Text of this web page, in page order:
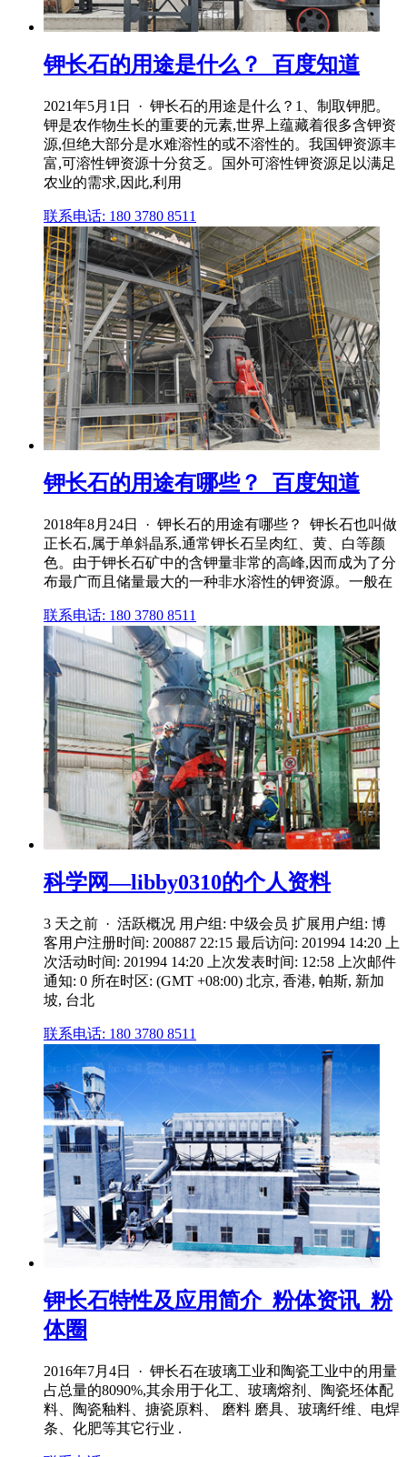
钾长石的用途是什么？_百度知道
2021年5月1日 · 钾长石的用途是什么？1、制取钾肥。
钾是农作物生长的重要的元素,世界上蕴藏着很多含钾资
源,但绝大部分是水难溶性的或不溶性的。我国钾资源丰
富,可溶性钾资源十分贫乏。国外可溶性钾资源足以满足
农业的需求,因此,利用
联系电话: 180 3780 8511
钾长石的用途有哪些？_百度知道
2018年8月24日 · 钾长石的用途有哪些？ 钾长石也叫做
正长石,属于单斜晶系,通常钾长石呈肉红、黄、白等颜
色。由于钾长石矿中的含钾量非常的高峰,因而成为了分
布最广而且储量最大的一种非水溶性的钾资源。一般在
联系电话: 180 3780 8511
科学网—libby0310的个人资料
3 天之前 · 活跃概况 用户组: 中级会员 扩展用户组: 博
客用户注册时间: 200887 22:15 最后访问: 201994 14:20 上
次活动时间: 201994 14:20 上次发表时间: 12:58 上次邮件
通知: 0 所在时区: (GMT +08:00) 北京, 香港, 帕斯, 新加
坡, 台北
联系电话: 180 3780 8511
钾长石特性及应用简介_粉体资讯_粉
体圈
2016年7月4日 · 钾长石在玻璃工业和陶瓷工业中的用量
占总量的8090%,其余用于化工、玻璃熔剂、陶瓷坯体配
料、陶瓷釉料、搪瓷原料、 磨料 磨具、玻璃纤维、电焊
条、化肥等其它行业 .